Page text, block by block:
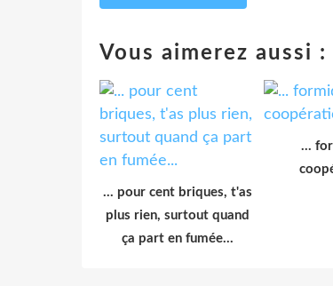
Vous aimerez aussi :
... pour cent briques, t'as
plus rien, surtout quand
ça part en fumée...
...